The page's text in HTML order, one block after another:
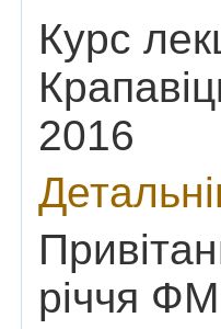
Курс
2016
річчя